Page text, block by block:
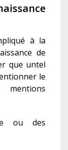
à la
de
que untel
le
ou des